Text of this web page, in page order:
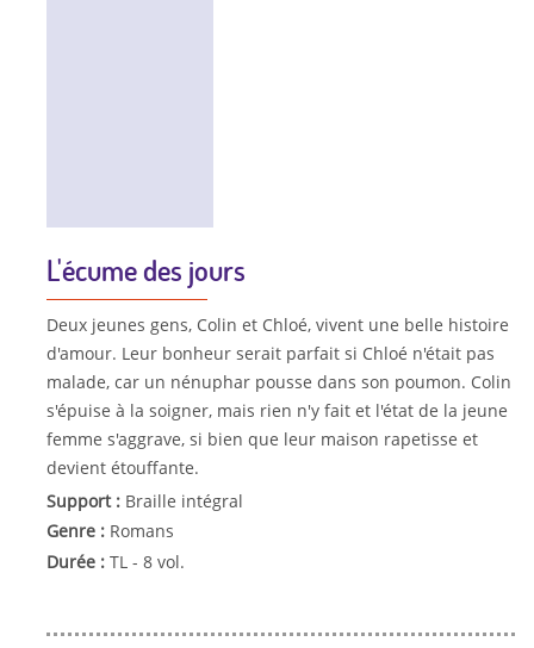
L'écume des jours
Deux jeunes gens, Colin et Chloé, vivent une belle histoire
d'amour. Leur bonheur serait parfait si Chloé n'était pas
malade, car un nénuphar pousse dans son poumon. Colin
s'épuise à la soigner, mais rien n'y fait et l'état de la jeune
femme s'aggrave, si bien que leur maison rapetisse et
devient étouffante.
Support : Braille intégral
Genre : Romans
Durée : TL - 8 vol.